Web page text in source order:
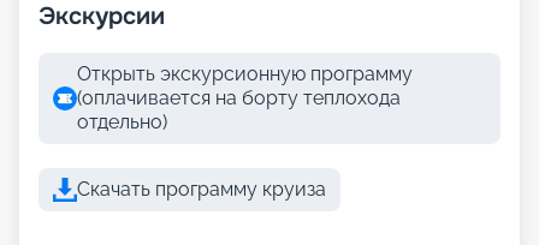
Экскурсии
Открыть экскурсионную программу
(оплачивается на борту теплохода
отдельно)
Скачать программу круиза